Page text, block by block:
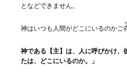
となどできません。
神はいつも人間がどこにいるのかご
神である【主】は、人に呼びかけ、
たは、どこにいるのか。」